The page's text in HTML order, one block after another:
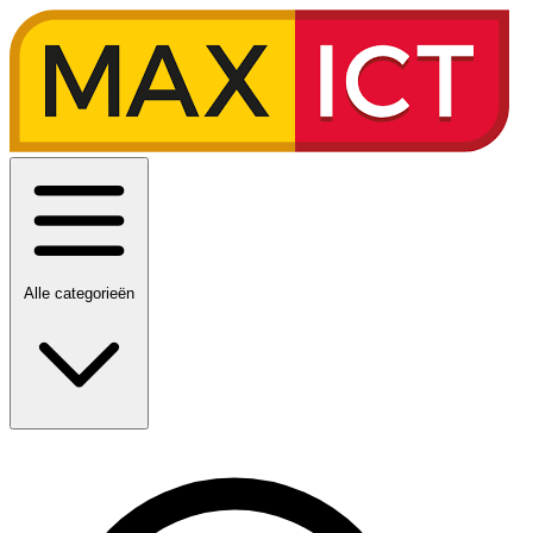
Alle categorieën